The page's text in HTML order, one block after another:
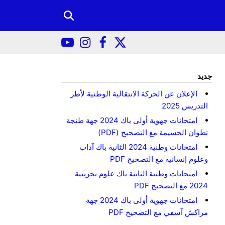
جديد
الإعلان عن الحركة الانتقالية الوطنية لأطر
التدريس 2025
امتحانات جهوية أولى باك 2024 جهة طنجة
تطوان الحسيمة مع التصحيح (PDF)
امتحانات وطنية 2024 الثانية باك آداب
وعلوم إنسانية مع التصحيح PDF
امتحانات وطنية الثانية باك علوم تجريبية
2024 مع التصحيح PDF
امتحانات جهوية أولى باك 2024 جهة
مراكش آسفي مع التصحيح PDF